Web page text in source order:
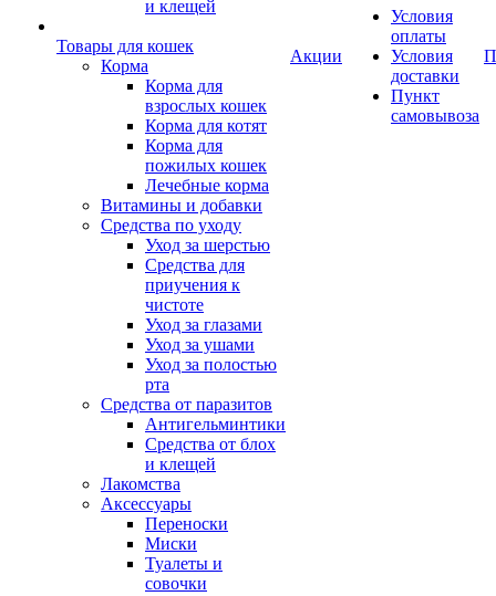
и клещей
Товары для кошек
Корма
Корма для
взрослых кошек
Корма для котят
Корма для
пожилых кошек
Лечебные корма
Витамины и добавки
Средства по уходу
Уход за шерстью
Средства для
приучения к
чистоте
Уход за глазами
Уход за ушами
Уход за полостью
рта
Средства от паразитов
Антигельминтики
Средства от блох
и клещей
Лакомства
Аксессуары
Переноски
Миски
Туалеты и
совочки
Акции
Условия
оплаты
Условия
доставки
Пункт
самовывоза